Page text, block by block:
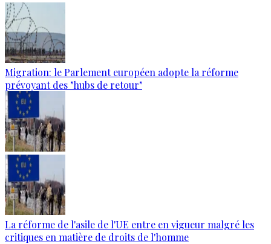
Migration: le Parlement européen adopte la réforme
prévoyant des "hubs de retour"
La réforme de l'asile de l'UE entre en vigueur malgré les
critiques en matière de droits de l'homme